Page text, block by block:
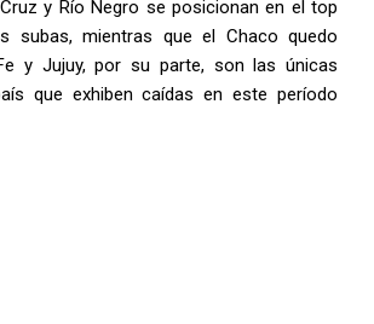
y Río Negro se posicionan en el top
subas, mientras que el Chaco quedo
y Jujuy, por su parte, son las únicas
que exhiben caídas en este período